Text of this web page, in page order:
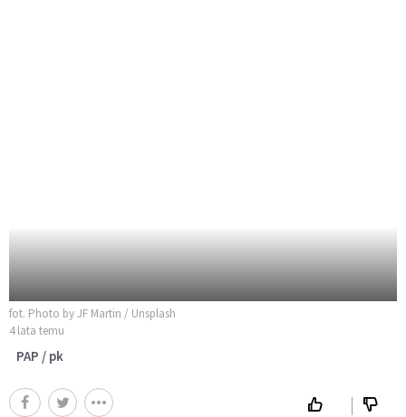
fot. Photo by JF Martin / Unsplash
4 lata temu
PAP / pk